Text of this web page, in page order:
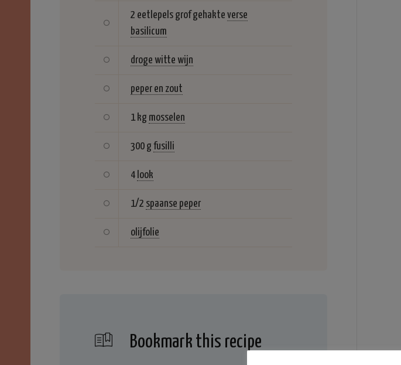
2 eetlepels grof gehakte verse
basilicum
droge witte wijn
peper en zout
1 kg mosselen
300 g fusilli
4 look
1/2 spaanse peper
olijfolie
Bookmark this recipe